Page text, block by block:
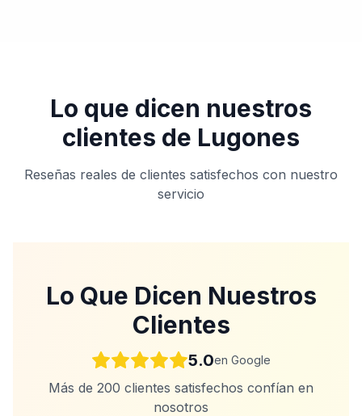
Lo que dicen nuestros
clientes de Lugones
Reseñas reales de clientes satisfechos con nuestro
servicio
Lo Que Dicen Nuestros
Clientes
5.0en Google
Más de 200 clientes satisfechos confían en
nosotros